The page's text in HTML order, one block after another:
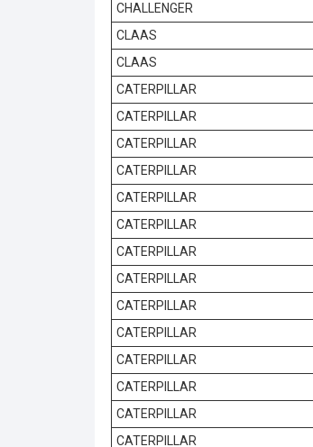
CHALLENGER
CLAAS
CLAAS
CATERPILLAR
CATERPILLAR
CATERPILLAR
CATERPILLAR
CATERPILLAR
CATERPILLAR
CATERPILLAR
CATERPILLAR
CATERPILLAR
CATERPILLAR
CATERPILLAR
CATERPILLAR
CATERPILLAR
CATERPILLAR